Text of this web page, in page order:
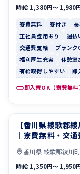
時給 1,380円〜1,980
寮費無料 寮付き
正社員登用あり
週払
交通費支給
ブランク
福利厚生充実
休憩室
有給取得しやすい
即
即入寮OK（寮費無料
週払いOK 正社員登用あ
【香川県綾歌郡
｜寮費無料・交
香川県 綾歌郡綾川町
時給 1,350円〜1,950